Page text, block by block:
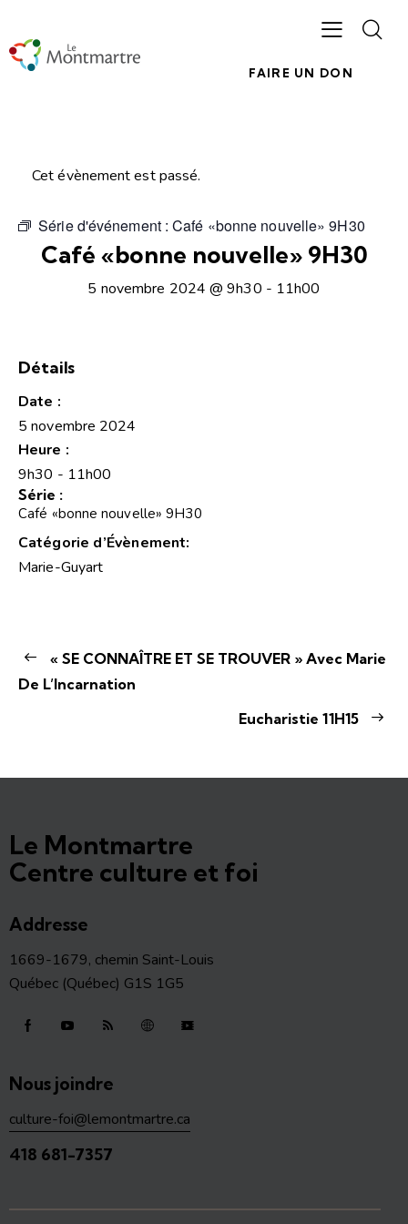
FAIRE UN DON
Cet évènement est passé.
Série d'événement :Café «bonne nouvelle» 9H30
Café «bonne nouvelle» 9H30
5 novembre 2024 @ 9h30 - 11h00
Détails
Date :
5 novembre 2024
Heure :
9h30 - 11h00
Série :
Café «bonne nouvelle» 9H30
Catégorie d’Évènement:
Marie-Guyart
« SE CONNAÎTRE ET SE TROUVER » Avec Marie
De L’Incarnation
Eucharistie 11H15
Le Montmartre
Centre culture et foi
Addresse
1669-1679, chemin Saint-Louis
Québec (Québec) G1S 1G5
Nous joindre
culture-foi@lemontmartre.ca
418 681-7357